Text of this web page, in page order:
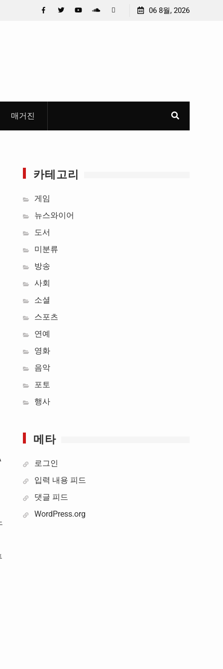
대회 홍보 영상…최종 6편 선정
중요 메일메일 제목정준호
06 8월, 2026
매거진
카테고리
게임
뉴스와이어
도서
미분류
방송
사회
소셜
스포츠
연예
영화
음악
포토
행사
메타
로그인
입력 내용 피드
댓글 피드
WordPress.org